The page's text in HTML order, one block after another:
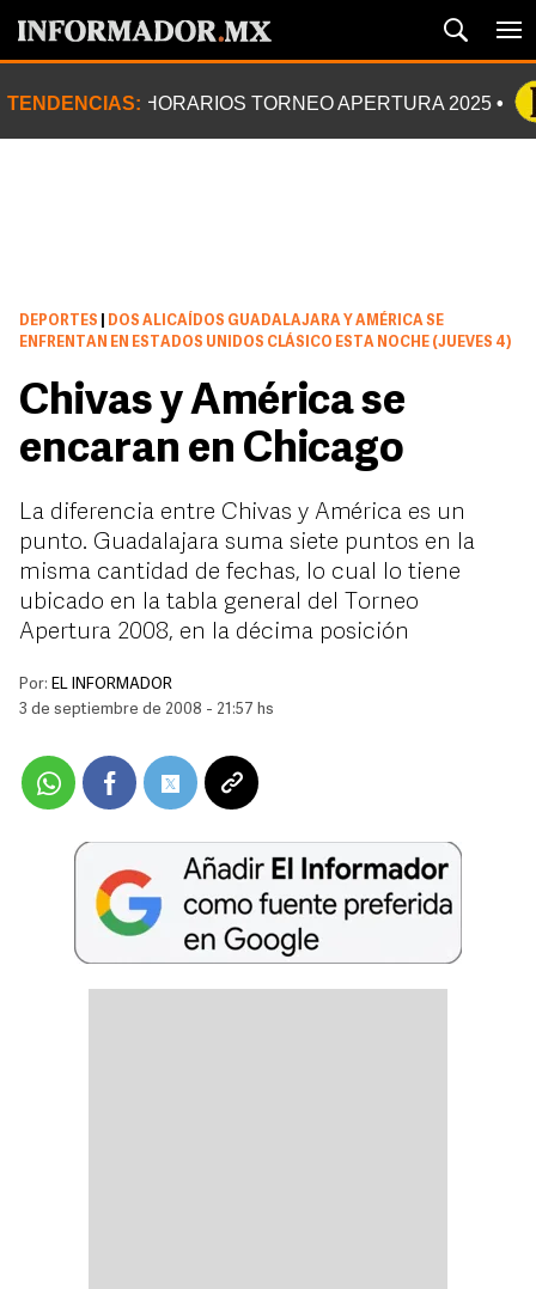
TENDENCIAS: HORARIOS TORNEO APERTURA 2025
DEPORTES
DOS ALICAÍDOS GUADALAJARA Y AMÉRICA SE
ENFRENTAN EN ESTADOS UNIDOS CLÁSICO ESTA NOCHE (JUEVES 4)
Chivas y América se
encaran en Chicago
La diferencia entre Chivas y América es un
punto. Guadalajara suma siete puntos en la
misma cantidad de fechas, lo cual lo tiene
ubicado en la tabla general del Torneo
Apertura 2008, en la décima posición
Por: EL INFORMADOR
3 de septiembre de 2008 - 21:57 hs